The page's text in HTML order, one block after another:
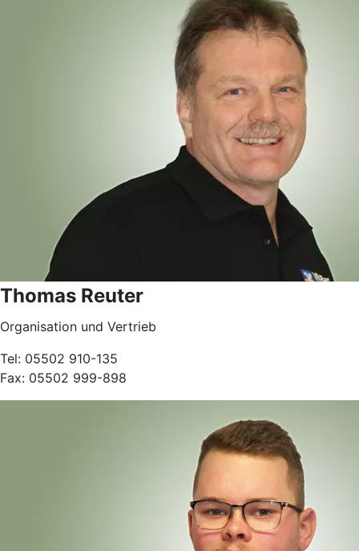
Thomas Reuter
Organisation und Vertrieb
Tel: 05502 910-135
Fax: 05502 999-898